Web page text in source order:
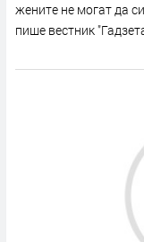
жените не могат да
пише вестник